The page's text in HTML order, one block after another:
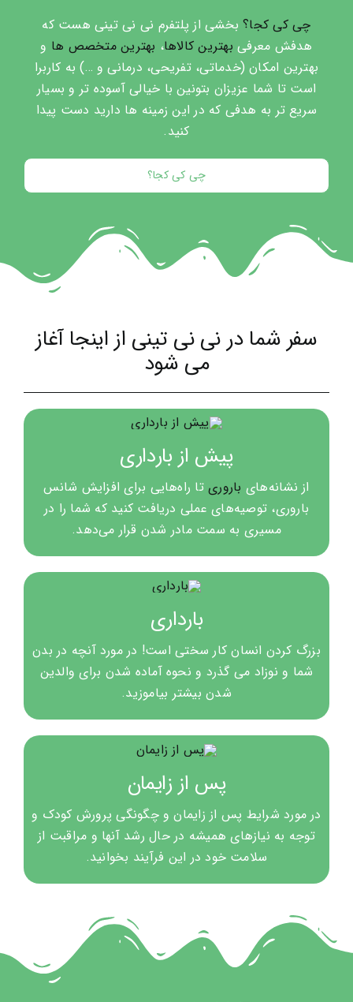
چی کی کجا؟بخشی از پلتفرم نی نی تینی هست که
هدفش معرفی بهترین کالاها، بهترین متخصص ها و
بهترین امکان (خدماتی، تفریحی، درمانی و …) به کاربرا
است تا شما عزیزان بتونین با خیالی آسوده تر و بسیار
سریع تر به هدفی که در این زمینه ها دارید دست پیدا
کنید.
چی کی کجا؟
سفر شما در نی نی تینی از اینجا آغاز
می شود
پیش از بارداری
از نشانه‌های باروریتا راه‌هایی برای افزایش شانس
باروری، توصیه‌های عملی دریافت کنید که شما را در
مسیری به سمت مادر شدن قرار می‌دهد.
بارداری
بزرگ کردن انسان کار سختی است! در مورد آنچه در بدن
شما و نوزاد می گذرد و نحوه آماده شدن برای والدین
شدن بیشتر بیاموزید.
پس از زایمان
در مورد شرایط پس از زایمان و چگونگی پرورش کودک و
توجه به نیازهای همیشه در حال رشد آنها و مراقبت از
سلامت خود در این فرآیند بخوانید.